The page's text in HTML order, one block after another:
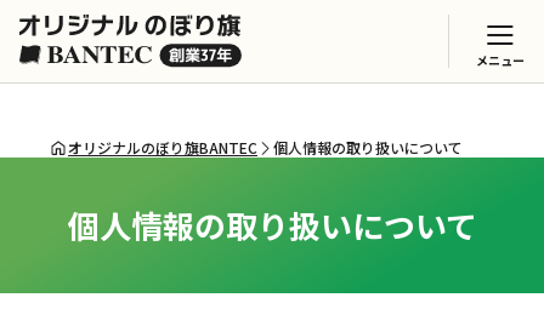
メニュー
オリジナルのぼり旗BANTEC 個人情報の取り扱いについて
個人情報の取り扱いについて